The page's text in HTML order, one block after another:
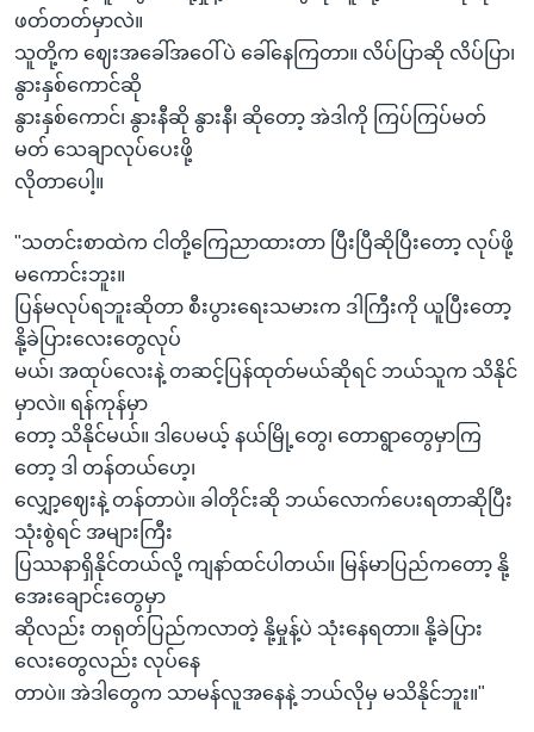
ဖတ်တတ်မှာလဲ။
သူတို့က ဈေးအခေါ်အဝေါ်ပဲ ခေါ်နေကြတာ။ လိပ်ပြာဆို လိပ်ပြာ၊
နွားနှစ်ကောင်ဆို
နွားနှစ်ကောင်၊ နွားနီဆို နွားနီ၊ ဆိုတော့ အဲဒါကို ကြပ်ကြပ်မတ်
မတ် သေချာလုပ်ပေးဖို့
လိုတာပေါ့။
"သတင်းစာထဲက ငါတို့ကြေညာထားတာ ပြီးပြီဆိုပြီးတော့ လုပ်ဖို့
မကောင်းဘူး။
ပြန်မလုပ်ရဘူးဆိုတာ စီးပွားရေးသမားက ဒါကြီးကို ယူပြီးတော့
နို့ခဲပြားလေးတွေလုပ်
မယ်၊ အထုပ်လေးနဲ့ တဆင့်ပြန်ထုတ်မယ်ဆိုရင် ဘယ်သူက သိနိုင်
မှာလဲ။ ရန်ကုန်မှာ
တော့ သိနိုင်မယ်။ ဒါပေမယ့် နယ်မြို့တွေ၊ တောရွာတွေမှာကြ
တော့ ဒါ တန်တယ်ဟေ့၊
လျှော့ဈေးနဲ့ တန်တာပဲ။ ခါတိုင်းဆို ဘယ်လောက်ပေးရတာဆိုပြီး
သုံးစွဲရင် အများကြီး
ပြဿနာရှိနိုင်တယ်လို့ ကျနာ်ထင်ပါတယ်။ မြန်မာပြည်ကတော့ နို့
အေးချောင်းတွေမှာ
ဆိုလည်း တရုတ်ပြည်ကလာတဲ့ နို့မှုန့်ပဲ သုံးနေရတာ။ နို့ခဲပြား
လေးတွေလည်း လုပ်နေ
တာပဲ။ အဲဒါတွေက သာမန်လူအနေနဲ့ ဘယ်လိုမှ မသိနိုင်ဘူး။"